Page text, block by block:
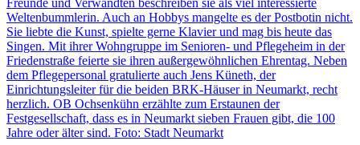
Freunde und Verwandten beschreiben sie als viel interessierte
Weltenbummlerin. Auch an Hobbys mangelte es der Postbotin nicht.
Sie liebte die Kunst, spielte gerne Klavier und mag bis heute das
Singen. Mit ihrer Wohngruppe im Senioren- und Pflegeheim in der
Friedenstraße feierte sie ihren außergewöhnlichen Ehrentag. Neben
dem Pflegepersonal gratulierte auch Jens Küneth, der
Einrichtungsleiter für die beiden BRK-Häuser in Neumarkt, recht
herzlich. OB Ochsenkühn erzählte zum Erstaunen der
Festgesellschaft, dass es in Neumarkt sieben Frauen gibt, die 100
Jahre oder älter sind. Foto: Stadt Neumarkt